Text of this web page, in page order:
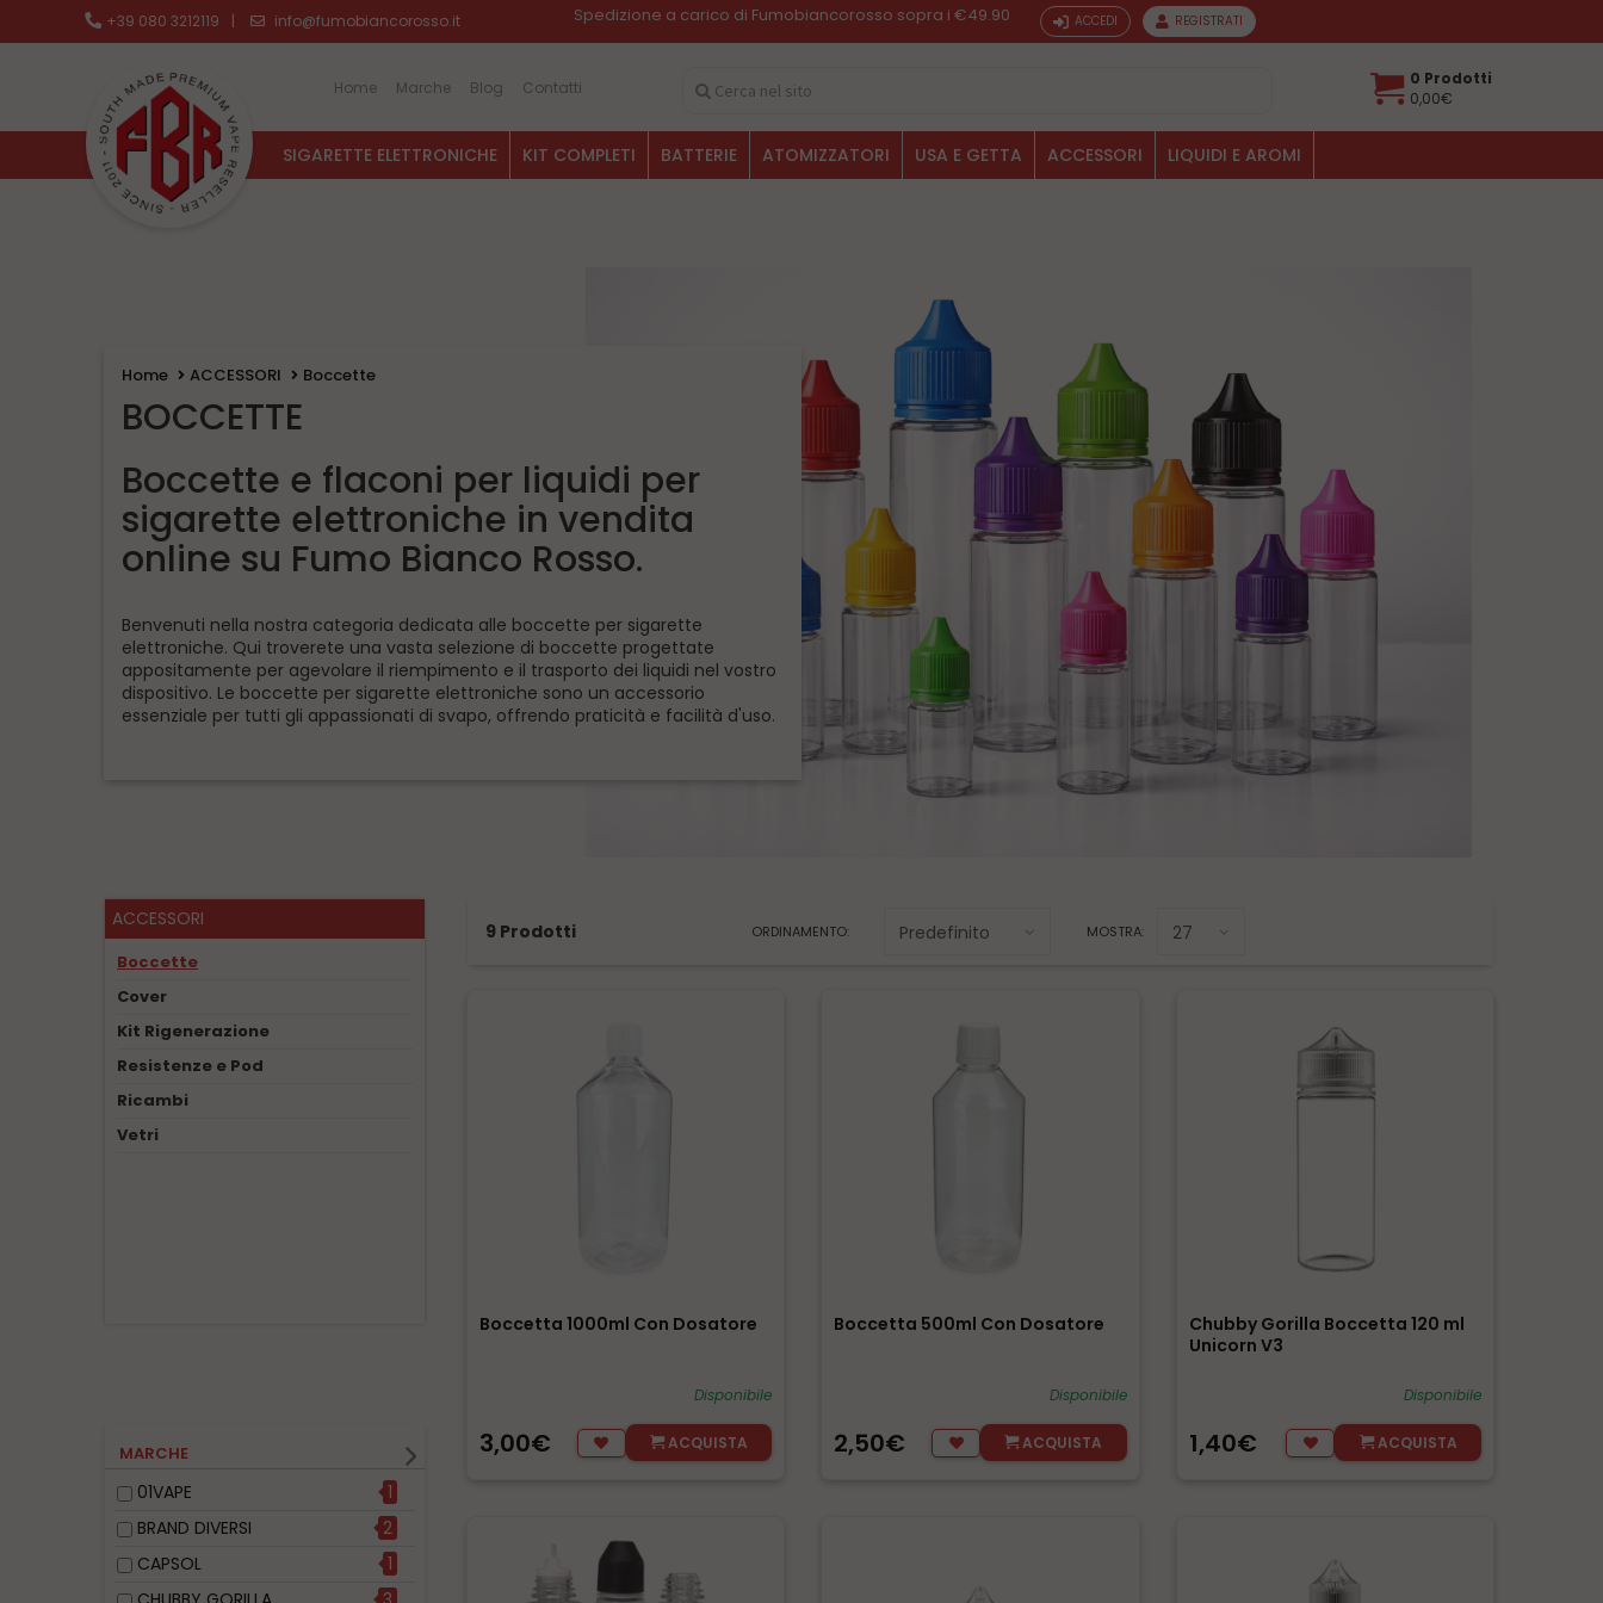
+39 080 3212119 | info@fumobiancorosso.it Spedizione a carico di Fumobiancorosso sopra i €49.90 ACCEDI REGISTRATI
Home Marche Blog Contatti
0 Prodotti
0,00€
SIGARETTE ELETTRONICHE KIT COMPLETI BATTERIE ATOMIZZATORI USA E GETTA ACCESSORI LIQUIDI E AROMI
Home ACCESSORI Boccette
BOCCETTE
Boccette e flaconi per liquidi per
sigarette elettroniche in vendita
online su Fumo Bianco Rosso.
Benvenuti nella nostra categoria dedicata alle boccette per sigarette
elettroniche. Qui troverete una vasta selezione di boccette progettate
appositamente per agevolare il riempimento e il trasporto dei liquidi nel vostro
dispositivo. Le boccette per sigarette elettroniche sono un accessorio
essenziale per tutti gli appassionati di svapo, offrendo praticità e facilità d'uso.
ACCESSORI
Boccette
Cover
Kit Rigenerazione
Resistenze e Pod
Ricambi
Vetri
MARCHE
01VAPE
1
BRAND DIVERSI
2
CAPSOL
1
9 Prodotti ORDINAMENTO: MOSTRA:
Boccetta 1000ml Con Dosatore
Disponibile
3,00€ ACQUISTA
Boccetta 500ml Con Dosatore
Disponibile
2,50€ ACQUISTA
Chubby Gorilla Boccetta 120 ml
Unicorn V3
Disponibile
1,40€ ACQUISTA